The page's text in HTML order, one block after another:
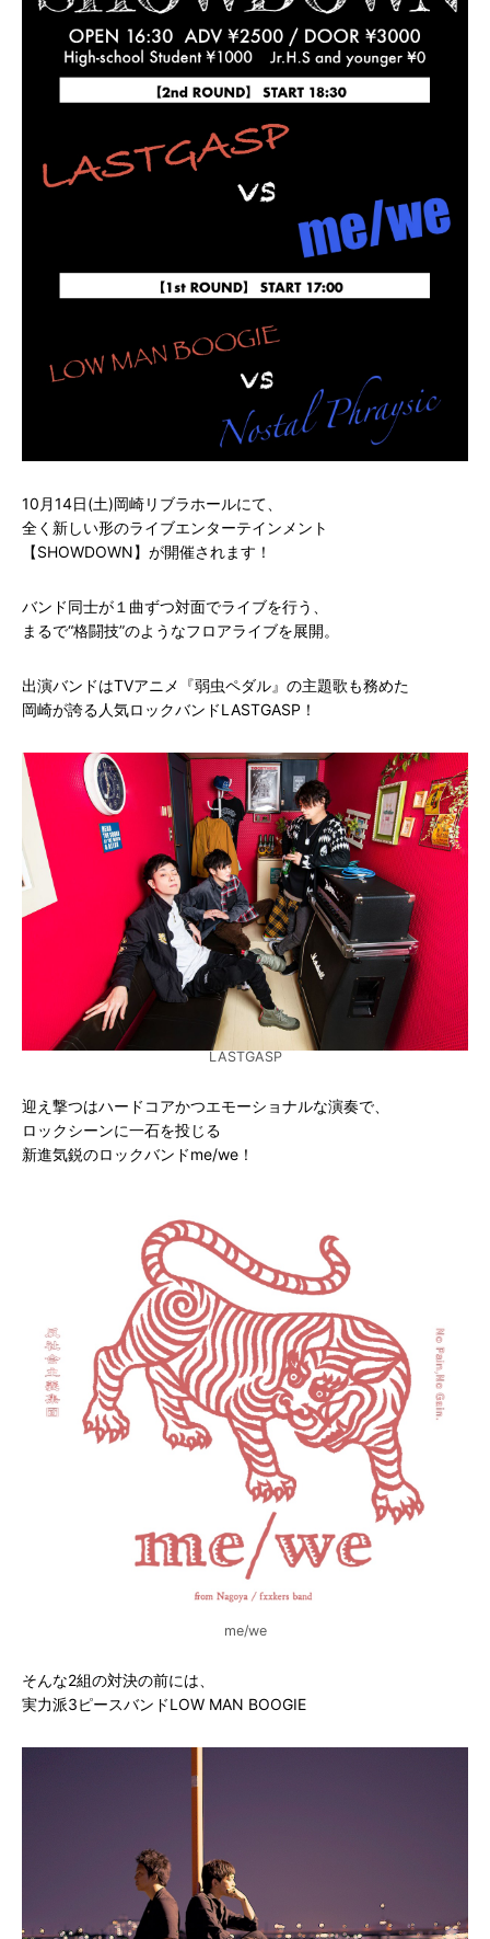
10月14日(土)岡崎リブラホールにて、
全く新しい形のライブエンターテインメント
【SHOWDOWN】が開催されます！
バンド同士が１曲ずつ対面でライブを行う、
まるで“格闘技”のようなフロアライブを展開。
出演バンドはTVアニメ『弱虫ペダル』の主題歌も務めた
岡崎が誇る人気ロックバンドLASTGASP！
LASTGASP
迎え撃つはハードコアかつエモーショナルな演奏で、
ロックシーンに一石を投じる
新進気鋭のロックバンドme/we！
me/we
そんな2組の対決の前には、
実力派3ピースバンドLOW MAN BOOGIE